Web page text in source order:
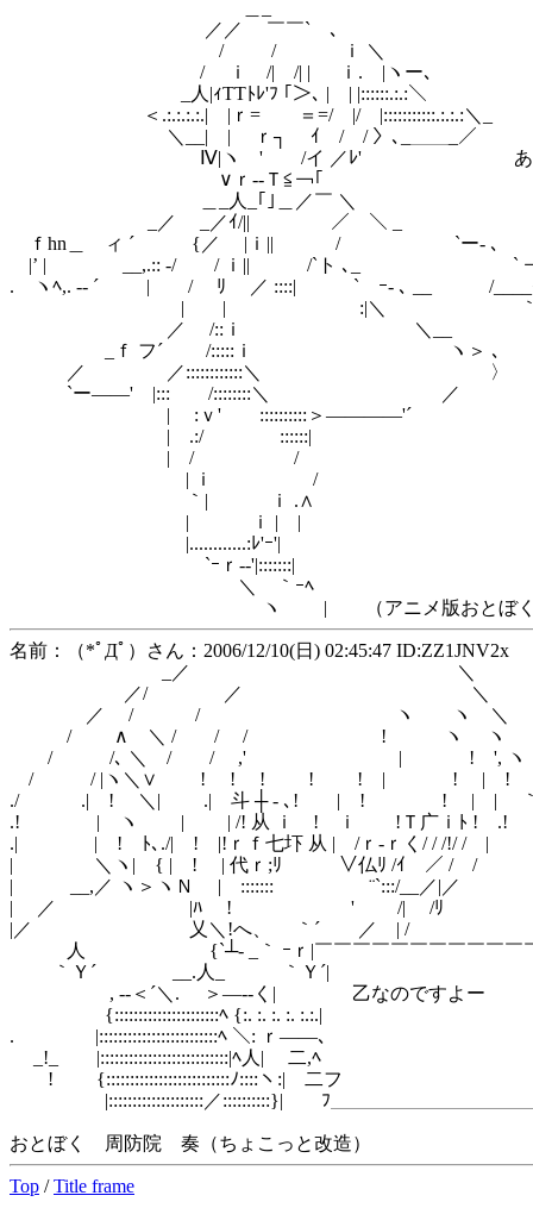
／／ ￣￣` ､
/ / ｉ ＼
/ ｉ /| /| | ｉ. |ヽー､
_人|ｨTTﾄﾚ'ﾌ ｢＞､ | | |::::::.:.:＼
＜.:.:.:.:.| |ｒ= ＝=/ |/ |:::::::::::.:.:.:＼_
＼__| | ｒ┐ ｲ / / 〉､_＿＿_／
Ⅳ|ヽ ' /イ ／ﾚ' あは
∨ｒ‐-Ｔ≦￢｢
＿_人_｢｣＿／￣ ＼
_／ _／ｲ/|| ／ ＼ _
ｆhn＿ ィ ´ {／ |ｉ|| / `ー- ､
|’ | __,.:: -/ / ｉ|| /`ト ､_ ` ￢
. ヽﾍ,. -‐ ´ | / ﾘ ／ ::::| ` ｰ- ､ __ /____
| | :|＼ ｀ー
／ /::ｉ ＼__
_ｆ フ´ /:::::ｉ ヽ＞ ､
／ ／::::::::::::＼ 〉
`ー――' |::: /::::::::＼ ／
| :ｖ' ::::::::::＞――――'´
| .:/ ::::::|
| / /
| ｉ /
｀| ｉ .∧
| ｉ | |
|............:ﾚ'ｰ'|
`ｰｒ‐‐'|:::::::|
＼ ｀ｰﾍ
ヽ | （アニメ版おとぼく 周
名前：（*ﾟДﾟ）さん：2006/12/10(日) 02:45:47 ID:ZZ1JNV2x
_／ ＼
／/ ／ ＼ _
／ / / ヽ ヽ ＼
/ ∧ ＼ / / / ! ヽ ヽ
/ /､ ＼ / / ,' | ! ', ヽ
/ / |ヽ＼∨ ! ! ! ! ! | ! | !
./ .| ! ＼| .| 斗 ┼ - ､! | ! ! | | ｀
.! | ヽ | | /! 从 ｉ ! ｉ !Ｔ广ｉﾄ ! .!
.| | ! ﾄ､./| ! |!ｒｆ七圷 从 | /ｒ‐ｒく/ / /!/ / |
| ＼ヽ| { | ! | 代ｒ;ﾘ ∨仏ﾘ /ｲ ／ / /
| __,／ ヽ＞ヽＮ | ::::::: ¨`:::/__／|／
| ／ |ﾊ ! ' /| /ﾘ ｀
|／ 乂＼!へ、 ｀´ ／ | /
人 {`┴- _｀ ｰｒ|￣￣￣￣￣￣￣￣￣￣￣
｀Ｙ´ __.人_ ｀
, -‐＜´＼. ＞―‐‐く| 乙なのですよ
{::::::::::::::::::::::ﾍ {:. :. :.
. |:::::::::::::::::::::::::ﾍ ＼: ｒ――
_!_ |:::::::::::::::::::::::::::|ﾍ人| 二
! {::::::::::::::::::::::::::ﾉ::::ヽ:|
|::::::::::::::::::::／::::::::::}| ﾌ＿＿＿＿＿＿＿＿＿＿
おとぼく 周防院 奏（ちょこっと改造）
Top /Title frame